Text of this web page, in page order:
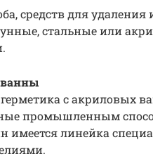
средств для
стальные или
с акриловых
промышленным
имеется линейка